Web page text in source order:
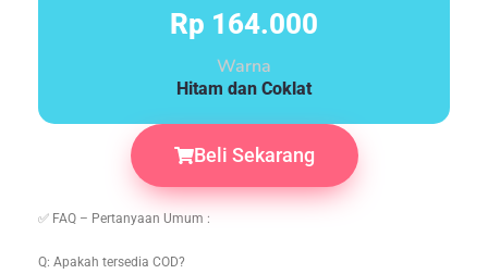
Rp 164.000
Warna
Hitam dan Coklat
Beli Sekarang
✅ FAQ – Pertanyaan Umum :
Q: Apakah tersedia COD?